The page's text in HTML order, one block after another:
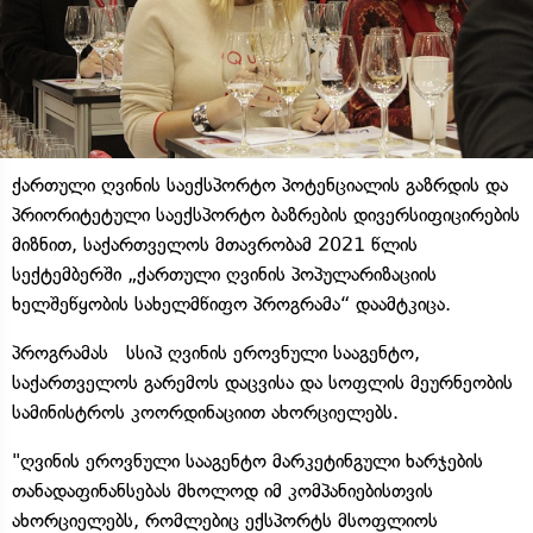
ქართული ღვინის საექსპორტო პოტენციალის გაზრდის და
პრიორიტეტული საექსპორტო ბაზრების დივერსიფიცირების
მიზნით, საქართველოს მთავრობამ 2021 წლის
სექტემბერში „ქართული ღვინის პოპულარიზაციის
ხელშეწყობის სახელმწიფო პროგრამა“ დაამტკიცა.
პროგრამას სსიპ ღვინის ეროვნული სააგენტო,
საქართველოს გარემოს დაცვისა და სოფლის მეურნეობის
სამინისტროს კოორდინაციით ახორციელებს.
"ღვინის ეროვნული სააგენტო მარკეტინგული ხარჯების
თანადაფინანსებას მხოლოდ იმ კომპანიებისთვის
ახორციელებს, რომლებიც ექსპორტს მსოფლიოს